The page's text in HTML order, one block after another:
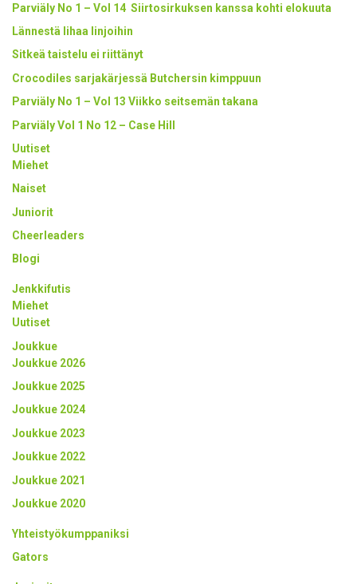
Parviäly No 1 – Vol 14 Siirtosirkuksen kanssa kohti elokuuta
Lännestä lihaa linjoihin
Sitkeä taistelu ei riittänyt
Crocodiles sarjakärjessä Butchersin kimppuun
Parviäly No 1 – Vol 13 Viikko seitsemän takana
Parviäly Vol 1 No 12 – Case Hill
Uutiset
Miehet
Naiset
Juniorit
Cheerleaders
Blogi
Jenkkifutis
Miehet
Uutiset
Joukkue
Joukkue 2026
Joukkue 2025
Joukkue 2024
Joukkue 2023
Joukkue 2022
Joukkue 2021
Joukkue 2020
Yhteistyökumppaniksi
Gators